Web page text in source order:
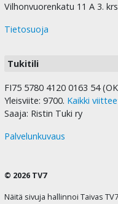
Vilhonvuorenkatu 11 A 3.
Tietosuoja
Tukitili
FI75 5780 4120 0163 54
Yleisviite: 9700. Kaikki
Saaja: Ristin Tuki ry
Palvelunkuvaus
© 2026 TV7
Näitä sivuja hallinnoi Taivas